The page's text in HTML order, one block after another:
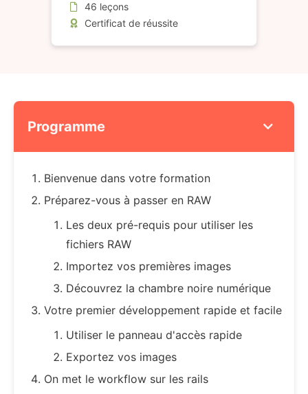
46 leçons
Certificat de réussite
Programme
Bienvenue dans votre formation
Préparez-vous à passer en RAW
Les deux pré-requis pour utiliser les
fichiers RAW
Importez vos premières images
Découvrez la chambre noire numérique
Votre premier développement rapide et facile
Utiliser le panneau d'accès rapide
Exportez vos images
On met le workflow sur les rails